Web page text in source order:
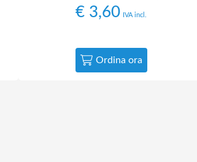
€ 3,60 IVA incl.
Ordina ora